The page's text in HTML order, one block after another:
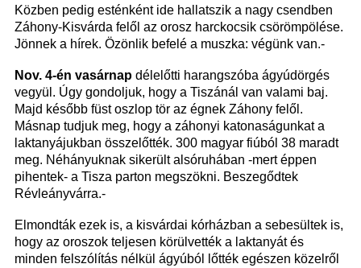
Közben pedig esténként ide hallatszik a nagy csendben
Záhony-Kisvárda felől az orosz harckocsik csörömpölése.
Jönnek a hírek. Özönlik befelé a muszka: végünk van.-
Nov. 4-én vasárnap délelőtti harangszóba ágyúdörgés
vegyül. Úgy gondoljuk, hogy a Tiszánál van valami baj.
Majd később füst oszlop tör az égnek Záhony felől.
Másnap tudjuk meg, hogy a záhonyi katonaságunkat a
laktanyájukban összelőtték. 300 magyar fiúból 38 maradt
meg. Néhányuknak sikerült alsóruhában -mert éppen
pihentek- a Tisza parton megszökni. Beszegődtek
Révleányvárra.-
Elmondták ezek is, a kisvárdai kórházban a sebesültek is,
hogy az oroszok teljesen körülvették a laktanyát és
minden felszólítás nélkül ágyúból lőtték egészen közelről